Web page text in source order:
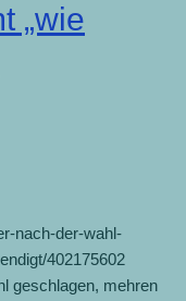
„wie
nach-der-wahl-
402175602
geschlagen, mehren